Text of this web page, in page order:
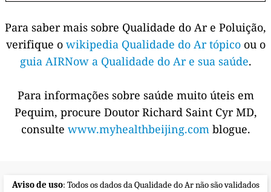
Para saber mais sobre Qualidade do Ar e Poluição,
verifique o wikipedia Qualidade do Ar tópico ou o
guia AIRNow a Qualidade do Ar e sua saúde.
Para informações sobre saúde muito úteis em
Pequim, procure Doutor Richard Saint Cyr MD,
consulte www.myhealthbeijing.com blogue.
Aviso de uso: Todos os dados da Qualidade do Ar não são validados